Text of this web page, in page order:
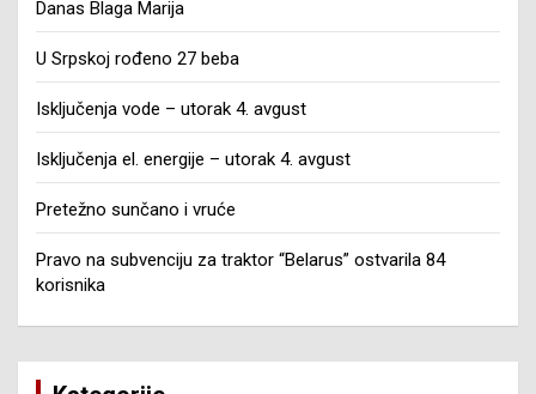
Danas Blaga Marija
U Srpskoj rođeno 27 beba
Isključenja vode – utorak 4. avgust
Isključenja el. energije – utorak 4. avgust
Pretežno sunčano i vruće
Pravo na subvenciju za traktor “Belarus” ostvarila 84
korisnika